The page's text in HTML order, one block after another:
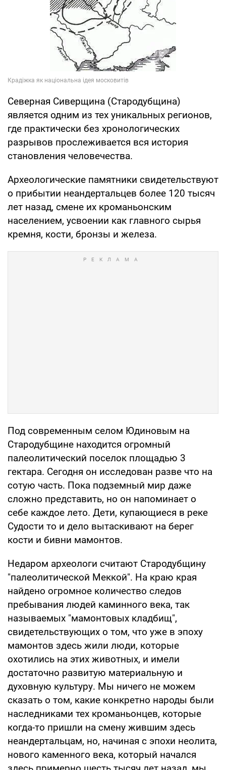
Северная Сиверщина (Стародубщина)
является одним из тех уникальных регионов,
где практически без хронологических
разрывов прослеживается вся история
становления человечества.
Археологические памятники свидетельствуют
о прибытии неандертальцев более 120 тысяч
лет назад, смене их кроманьонским
населением, усвоении как главного сырья
кремня, кости, бронзы и железа.
Под современным селом Юдиновым на
Стародубщине находится огромный
палеолитический поселок площадью 3
гектара. Сегодня он исследован разве что на
сотую часть. Пока подземный мир даже
сложно представить, но он напоминает о
себе каждое лето. Дети, купающиеся в реке
Судости то и дело вытаскивают на берег
кости и бивни мамонтов.
Недаром археологи считают Стародубщину
"палеолитической Меккой". На краю края
найдено огромное количество следов
пребывания людей каминного века, так
называемых "мамонтовых кладбищ",
свидетельствующих о том, что уже в эпоху
мамонтов здесь жили люди, которые
охотились на этих животных, и имели
достаточно развитую материальную и
духовную культуру. Мы ничего не можем
сказать о том, какие конкретно народы были
наследниками тех кроманьонцев, которые
когда-то пришли на смену жившим здесь
неандертальцам, но, начиная с эпохи неолита,
нового каменного века, который начался